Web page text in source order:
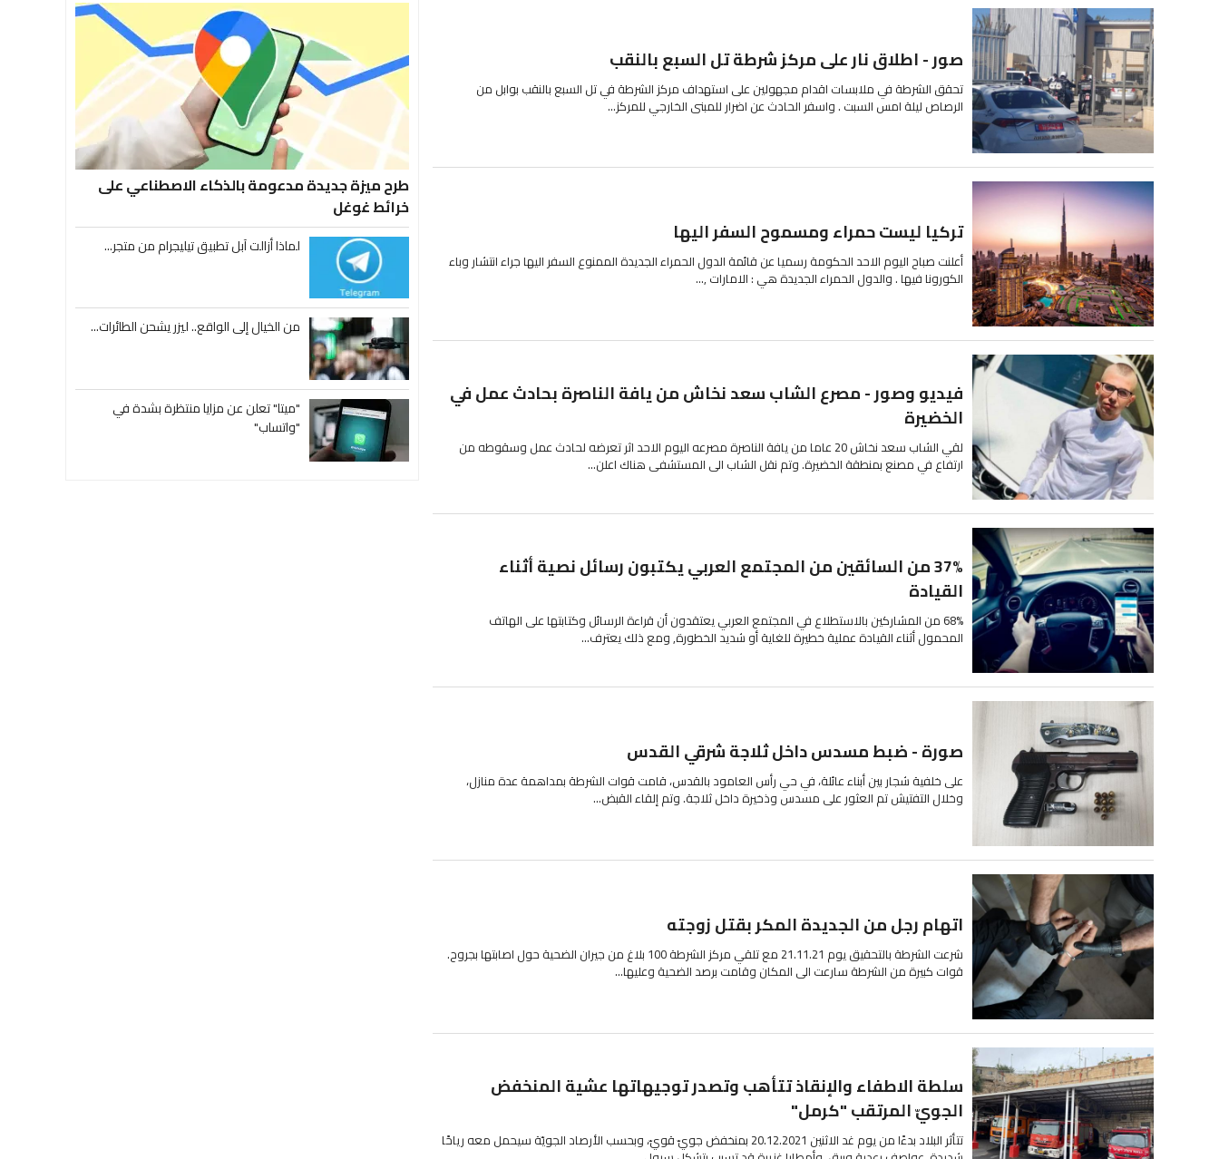
صور - اطلاق نار على مركز شرطة تل السبع بالنقب
تحقق الشرطة في ملابسات اقدام مجهولين على استهداف مركز الشرطة في تل السبع بالنقب بوابل من
الرصاص ليلة امس السبت . واسفر الحادث عن اضرار للمبنى الخارجي للمركز...
تركيا ليست حمراء ومسموح السفر اليها
أعلنت صباح اليوم الاحد الحكومة رسميا عن قائمة الدول الحمراء الجديدة الممنوع السفر اليها جراء انتشار وباء
الكورونا فيها . والدول الحمراء الجديدة هي : الامارات ,...
فيديو وصور - مصرع الشاب سعد نخاش من يافة الناصرة بحادث عمل في
الخضيرة
لقي الشاب سعد نخاش 20 عاما من يافة الناصرة مصرعه اليوم الاحد اثر تعرضه لحادث عمل وسقوطه من
ارتفاع في مصنع بمنطقة الخضيرة. وتم نقل الشاب الى المستشفى هناك اعلن...
37% من السائقين من المجتمع العربي يكتبون رسائل نصية أثناء
القيادة
68% من المشاركين بالاستطلاع في المجتمع العربي يعتقدون أن قراءة الرسائل وكتابتها على الهاتف
المحمول أثناء القيادة عملية خطيرة للغاية أو شديد الخطورة, ومع ذلك يعترف...
صورة - ضبط مسدس داخل ثلاجة شرقي القدس
على خلفية شجار بين أبناء عائلة، في حي رأس العامود بالقدس، قامت قوات الشرطة بمداهمة عدة منازل،
وخلال التفتيش تم العثور على مسدس وذخيرة داخل ثلاجة. وتم إلقاء القبض...
اتهام رجل من الجديدة المكر بقتل زوجته
شرعت الشرطة بالتحقيق يوم 21.11.21 مع تلقي مركز الشرطة 100 بلاغ من جيران الضحية حول اصابتها بجروح.
قوات كبيرة من الشرطة سارعت الى المكان وقامت برصد الضحية وعليها...
سلطة الاطفاء والإنقاذ تتأهب وتصدر توجيهاتها عشية المنخفض
الجويّ المرتقب "كرمل"
تتأثر البلاد بدءًا من يوم غد الاثنين 20.12.2021 بمنخفض جويّ قويّ، وبحسب الأرصاد الجويّة سيحمل معه رياحًا
طرح ميزة جديدة مدعومة بالذكاء الاصطناعي على
خرائط غوغل
لماذا أزالت آبل تطبيق تيليجرام من متجر...
من الخيال إلى الواقع.. ليزر يشحن الطائرات...
"ميتا" تعلن عن مزايا منتظرة بشدة في
"واتساب"